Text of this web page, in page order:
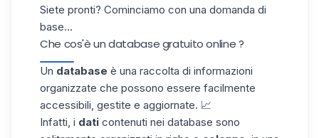
Siete pronti? Cominciamo con una domanda di
base...
Che cos'è un database gratuito online​ ?
Un database è una raccolta di informazioni
organizzate che possono essere facilmente
accessibili, gestite e aggiornate. 📈
Infatti, i dati contenuti nei database sono